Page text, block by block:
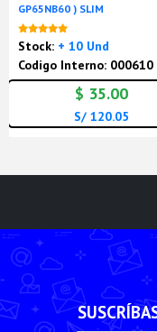
GP65NB60 ) SLIM
Stock: + 10 Und
Codigo Interno: 000610
$ 35.00
S/ 120.05